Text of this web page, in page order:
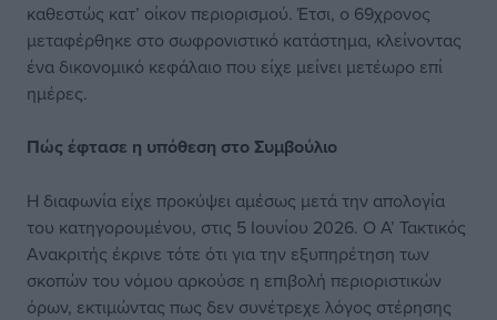
καθεστώς κατ’ οίκον περιορισμού. Έτσι, ο 69χρονος
μεταφέρθηκε στο σωφρονιστικό κατάστημα, κλείνοντας
ένα δικονομικό κεφάλαιο που είχε μείνει μετέωρο επί
ημέρες.
Πώς έφτασε η υπόθεση στο Συμβούλιο
Η διαφωνία είχε προκύψει αμέσως μετά την απολογία
του κατηγορουμένου, στις 5 Ιουνίου 2026. Ο Α’ Τακτικός
Ανακριτής έκρινε τότε ότι για την εξυπηρέτηση των
σκοπών του νόμου αρκούσε η επιβολή περιοριστικών
όρων, εκτιμώντας πως δεν συνέτρεχε λόγος στέρησης